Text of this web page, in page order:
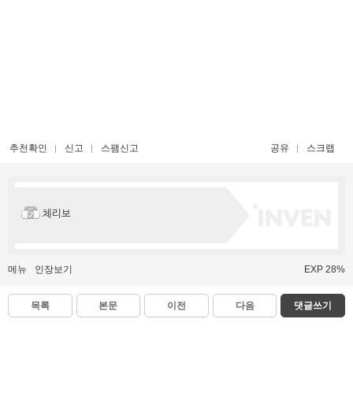
추천확인 신고 스팸신고 공유 스크랩
체리보
메뉴 인장보기 EXP 28%
목록 본문 이전 다음 댓글쓰기